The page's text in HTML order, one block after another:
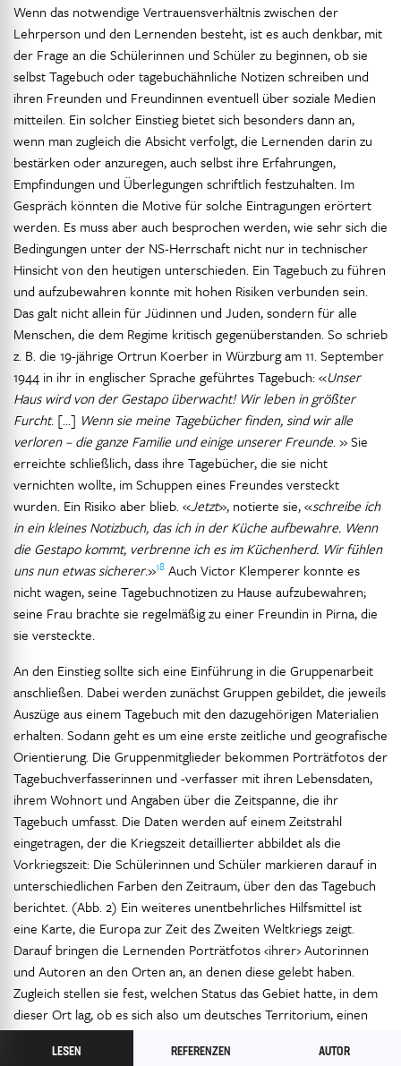
Wenn das notwendige Vertrauensverhältnis zwischen der
Lehrperson und den Lernenden besteht, ist es auch denkbar, mit
der Frage an die Schülerinnen und Schüler zu beginnen, ob sie
selbst Tagebuch oder tagebuchähnliche Notizen schreiben und
ihren Freunden und Freundinnen eventuell über soziale Medien
mitteilen. Ein solcher Einstieg bietet sich besonders dann an,
wenn man zugleich die Absicht verfolgt, die Lernenden darin zu
bestärken oder anzuregen, auch selbst ihre Erfahrungen,
Empfindungen und Überlegungen schriftlich festzuhalten. Im
Gespräch könnten die Motive für solche Eintragungen erörtert
werden. Es muss aber auch besprochen werden, wie sehr sich die
Bedingungen unter der NS-Herrschaft nicht nur in technischer
Hinsicht von den heutigen unterschieden. Ein Tagebuch zu führen
und aufzubewahren konnte mit hohen Risiken verbunden sein.
Das galt nicht allein für Jüdinnen und Juden, sondern für alle
Menschen, die dem Regime kritisch gegenüberstanden. So schrieb
z. B. die 19-jährige Ortrun Koerber in Würzburg am 11. September
1944 in ihr in englischer Sprache geführtes Tagebuch: «Unser
Haus wird von der Gestapo überwacht! Wir leben in größter
Furcht. […] Wenn sie meine Tagebücher finden, sind wir alle
verloren – die ganze Familie und einige unserer Freunde. » Sie
erreichte schließlich, dass ihre Tagebücher, die sie nicht
vernichten wollte, im Schuppen eines Freundes versteckt
wurden. Ein Risiko aber blieb. «Jetzt», notierte sie, «schreibe ich
in ein kleines Notizbuch, das ich in der Küche aufbewahre. Wenn
die Gestapo kommt, verbrenne ich es im Küchenherd. Wir fühlen
uns nun etwas sicherer.»18 Auch Victor Klemperer konnte es
nicht wagen, seine Tagebuchnotizen zu Hause aufzubewahren;
seine Frau brachte sie regelmäßig zu einer Freundin in Pirna, die
sie versteckte.
An den Einstieg sollte sich eine Einführung in die Gruppenarbeit
anschließen. Dabei werden zunächst Gruppen gebildet, die jeweils
Auszüge aus einem Tagebuch mit den dazugehörigen Materialien
erhalten. Sodann geht es um eine erste zeitliche und geografische
Orientierung. Die Gruppenmitglieder bekommen Porträtfotos der
Tagebuchverfasserinnen und -verfasser mit ihren Lebensdaten,
ihrem Wohnort und Angaben über die Zeitspanne, die ihr
Tagebuch umfasst. Die Daten werden auf einem Zeitstrahl
eingetragen, der die Kriegszeit detaillierter abbildet als die
Vorkriegszeit: Die Schülerinnen und Schüler markieren darauf in
unterschiedlichen Farben den Zeitraum, über den das Tagebuch
berichtet. (Abb. 2) Ein weiteres unentbehrliches Hilfsmittel ist
eine Karte, die Europa zur Zeit des Zweiten Weltkriegs zeigt.
Darauf bringen die Lernenden Porträtfotos ‹ihrer› Autorinnen
und Autoren an den Orten an, an denen diese gelebt haben.
Zugleich stellen sie fest, welchen Status das Gebiet hatte, in dem
dieser Ort lag, ob es sich also um deutsches Territorium, einen
verbündeten Staat oder um ein besetztes Gebiet unter deutscher
Militär- oder Zivilverwaltung handelte (Abb. 3). Die Erarbeitung
LESEN REFERENZEN AUTOR